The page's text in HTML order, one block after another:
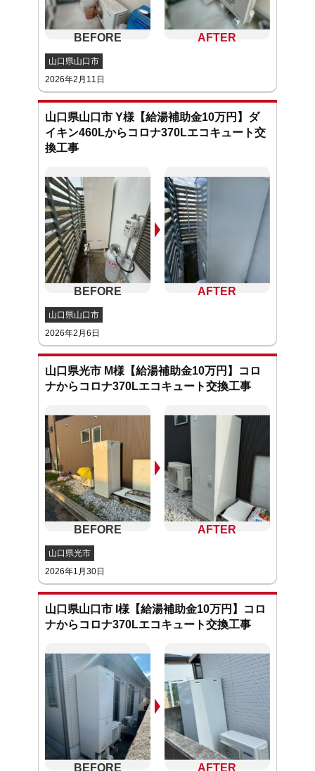
山口県山口市
2026年2月11日
山口県山口市 Y様【給湯補助金10万円】ダ
イキン460Lからコロナ370Lエコキュート交
換工事
山口県山口市
2026年2月6日
山口県光市 M様【給湯補助金10万円】コロ
ナからコロナ370Lエコキュート交換工事
山口県光市
2026年1月30日
山口県山口市 I様【給湯補助金10万円】コロ
ナからコロナ370Lエコキュート交換工事